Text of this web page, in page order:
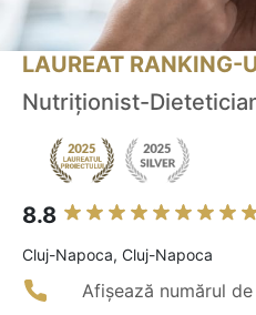
LAUREAT RANKING-
Nutriţionist-
8.8
Cluj-Napoca, Cluj-Napoca
Afișează numărul